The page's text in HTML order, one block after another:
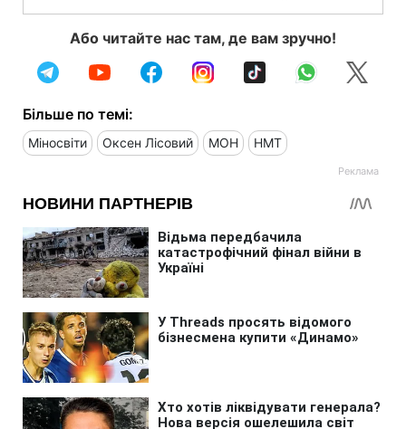
Або читайте нас там, де вам зручно!
Більше по темі:
Міносвіти Оксен Лісовий МОН НМТ